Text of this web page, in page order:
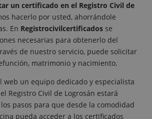
un certificado en el Registro Civil de
hacerlo por usted, ahorrándole
En Registrocivilcertificados se
necesarias para obtenerlo del
de nuestro servicio, puede solicitar
matrimonio y nacimiento.
web un equipo dedicado y especialista
Registro Civil de Logrosán estará
pasos para que desde la comodidad
pueda acceder a los certificados